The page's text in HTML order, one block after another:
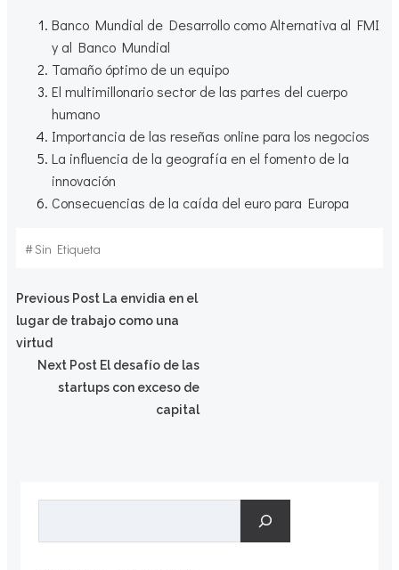
Banco Mundial de Desarrollo como Alternativa al FMI
y al Banco Mundial
Tamaño óptimo de un equipo
El multimillonario sector de las partes del cuerpo
humano
Importancia de las reseñas online para los negocios
La influencia de la geografía en el fomento de la
innovación
Consecuencias de la caída del euro para Europa
#Sin Etiqueta
Navegación
por
las
Previous Post La envidia en el
lugar de trabajo como una
virtud
Navegación
Next Post El desafío de las
startups con exceso de
capital